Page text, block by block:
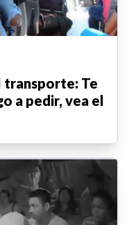
transporte: Te
a pedir, vea el